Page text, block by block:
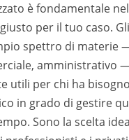
è fondamentale
per il tuo caso.
spettro di materie
amministrativo
utili per chi ha
in grado di gestire
Sono la scelta